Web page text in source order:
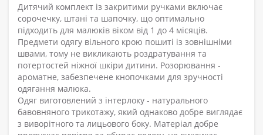
Дитячий комплект із закритими ручками включає
сорочечку, штані та шапочку, що оптимально
підходить для малюків віком від 1 до 4 місяців.
Предмети одягу вільного крою пошиті із зовнішніми
швами, тому не викликають роздратування та
потертостей ніжної шкіри дитини. Розорювання -
ароматне, забезпечене кнопочками для зручності
одягання малюка.
Одяг виготовлений з інтерлоку - натурального
бавовняного трикотажу, який однаково добре виглядає
з виворітного та лицьового боку. Матеріал добре